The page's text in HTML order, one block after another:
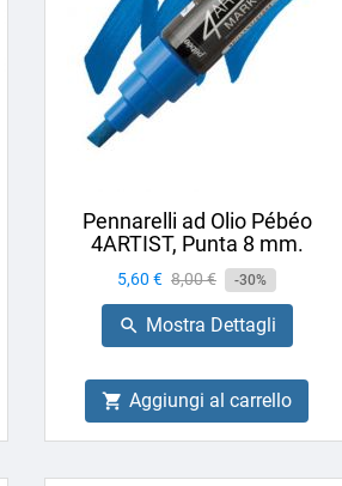
Pennarelli ad Olio Pébéo
4ARTIST, Punta 8 mm.
Prezzo
5,60 € Prezzo
base
8,00 € -30%
 Mostra Dettagli
 Aggiungi al carrello